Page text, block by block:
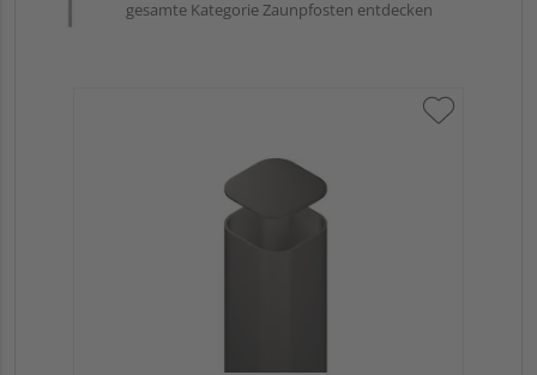
gesamte Kategorie Zaunpfosten entdecken